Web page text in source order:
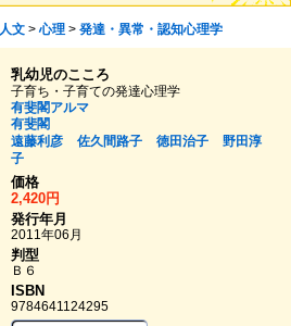
人文>心理> 発達・異常・認知心理学
乳幼児のこころ
子育ち・子育ての発達心理学
有斐閣アルマ
有斐閣
遠藤利彦
佐久間路子 徳田治子
野田淳
子
価格
2,420円
発行年月
2011年06月
判型
Ｂ６
ISBN
9784641124295